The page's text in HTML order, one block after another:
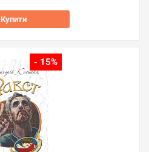
Купити
- 15%